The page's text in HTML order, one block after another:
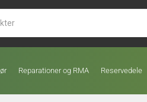
Reparationer og RMA Reservedele